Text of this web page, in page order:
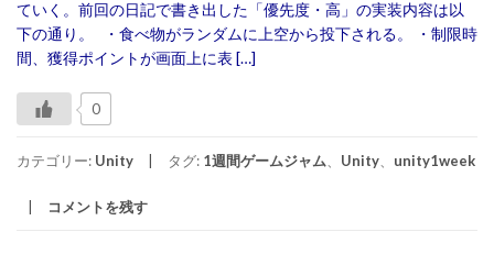
ていく。前回の日記で書き出した「優先度・高」の実装内容は以
下の通り。 ・食べ物がランダムに上空から投下される。 ・制限時
間、獲得ポイントが画面上に表 […]
0
カテゴリー: Unity タグ: 1週間ゲームジャム Unity unity1week
コメントを残す